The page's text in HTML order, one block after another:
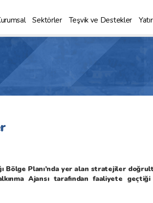
Sektörler Teşvik ve Destekler
Bölge Planı’nda yer alan stratejiler
Ajansı tarafından faaliyete